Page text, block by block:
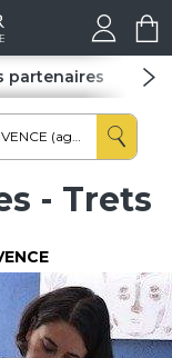
partenaires Spas
- Trets